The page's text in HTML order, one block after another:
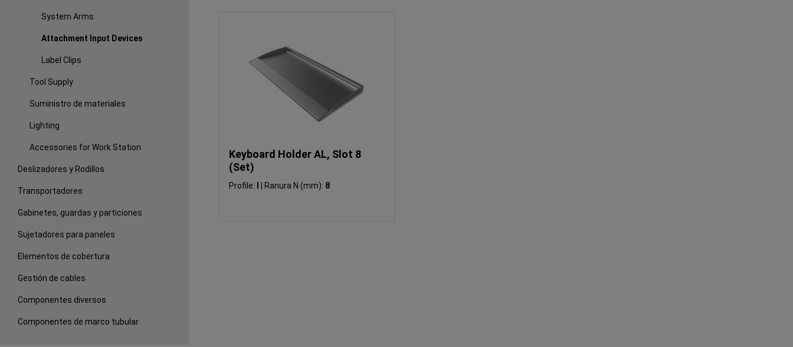
System Arms
Attachment Input Devices
Label Clips
Tool Supply
Suministro de materiales
Lighting
Accessories for Work Station
Deslizadores y Rodillos
Transportadores
Gabinetes, guardas y particiones
Sujetadores para paneles
Elementos de cobertura
Gestión de cables
Componentes diversos
Componentes de marco tubular
Keyboard Holder AL, Slot 8
(Set)
Profile: Ranura N (mm): 8